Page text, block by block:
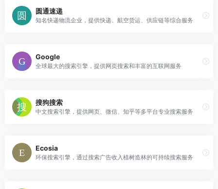
圆通速递
知名快递物流企业，提供快递、航空货运、供应链等综合服务
Google
全球最大的搜索引擎，提供网页搜索和丰富的互联网服务
搜狗搜索
中文搜索引擎，提供网页、微信、知乎等多平台专业搜索服务
Ecosia
环保搜索引擎，通过搜索广告收入植树造林的可持续搜索服务